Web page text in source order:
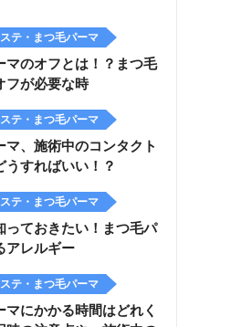
テ・まつ毛パーマ
マのオフとは！？まつ毛
フが必要な時
テ・まつ毛パーマ
マ、施術中のコンタクト
うすればいい！？
テ・まつ毛パーマ
っておきたい！まつ毛パ
アレルギー
テ・まつ毛パーマ
マにかかる時間はどれく